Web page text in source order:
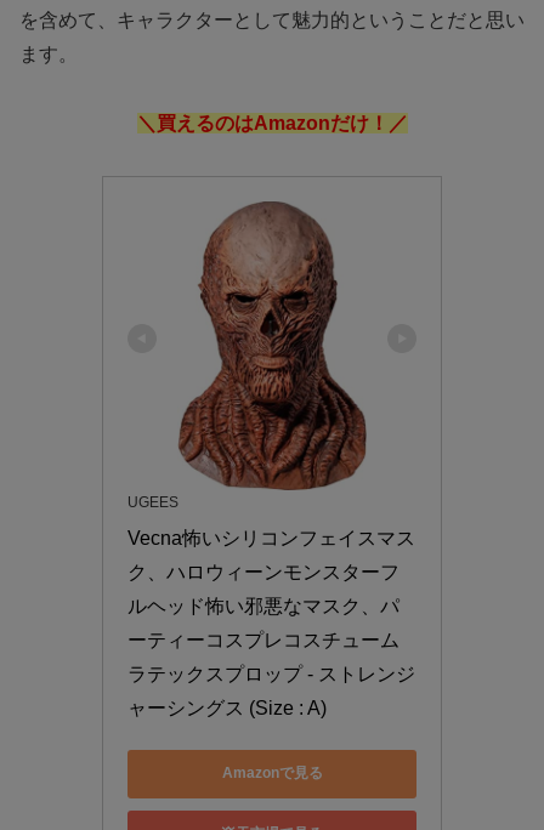
を含めて、キャラクターとして魅力的ということだと思い
ます。
＼買えるのはAmazonだけ！／
UGEES
Vecna怖いシリコンフェイスマス
ク、ハロウィーンモンスターフ
ルヘッド怖い邪悪なマスク、パ
ーティーコスプレコスチューム
ラテックスプロップ - ストレンジ
ャーシングス (Size : A)
Amazonで見る